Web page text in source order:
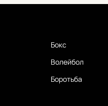
Бокс
Волейбол
Боротьба